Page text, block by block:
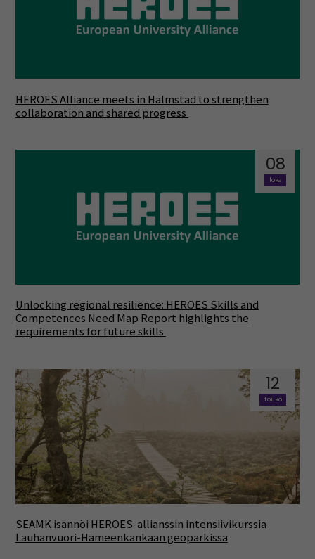
HEROES Alliance meets in Halmstad to strengthen
collaboration and shared progress
08
loka
Unlocking regional resilience: HEROES Skills and
Competences Need Map Report highlights the
requirements for future skills
12
touko
SEAMK isännöi HEROES-allianssin intensiivikurssia
Lauhanvuori-Hämeenkankaan geoparkissa